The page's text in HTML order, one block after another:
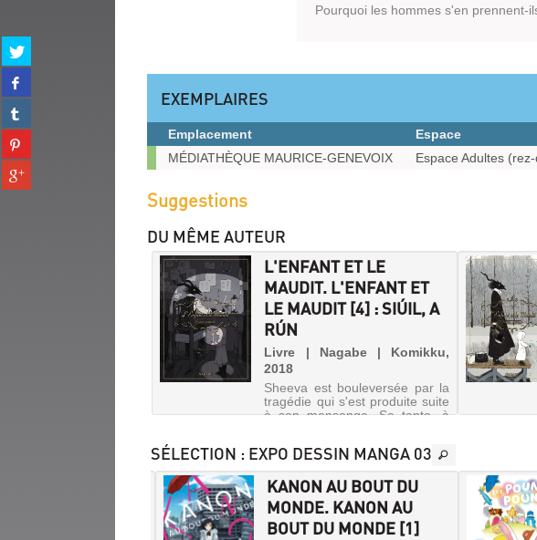
Partager
sur
twitter
(Nouvelle
fenêtre)
Partager
sur
facebook
(Nouvelle
fenêtre)
Partager
sur
tumblr
(Nouvelle
fenêtre)
Partager
sur
pinterest
(Nouvelle
Partager
sur
Pourquoi les hommes s'en prennent-
EXEMPLAIRES
Exemplaires
Emplacement Espace
MÉDIATHÈQUE MAURICE-GENEVOIX
Espace Adultes
Suggestions
DU MÊME AUTEUR
L'ENFANT ET LE
MAUDIT. L'ENFANT ET
LE MAUDIT [4] : SIÚIL, A
RÚN
Livre | Nagabe | Komikku,
2018
Sheeva est bouleversée par la
tragédie qui s'est produite suite
à son mensonge. Sa tante, à
pays de l'intérieur et les a suivis
chez le Professeur. Elle lui
annonce une vérité q...
L'ENFANT
SÉLECTION : EXPO DESSIN MANGA 03
KANON AU BOUT DU
MONDE. KANON AU
BOUT DU MONDE [1]